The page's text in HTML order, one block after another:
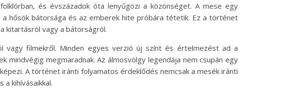
és évszázadok óta lenyűgözi a közönséget. A mese egy
hősök bátorsága és az emberek hite próbára tétetik. Ez a történet
kitartásról vagy a bátorságról.
vagy filmekről. Minden egyes verzió új színt és értelmezést ad a
megmaradnak. Az álmosvölgy legendája nem csupán egy
A történet iránti folyamatos érdeklődés nemcsak a mesék iránti
kihívásaikkal.